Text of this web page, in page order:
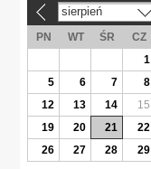
sierpień
PN WT ŚR CZ
1
5
6 7 8
12
13 14 15
19
20 21 22
26
27 28 29